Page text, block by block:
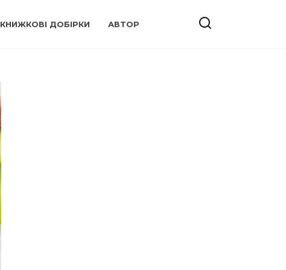
КНИЖКОВІ ДОБІРКИ АВТОР